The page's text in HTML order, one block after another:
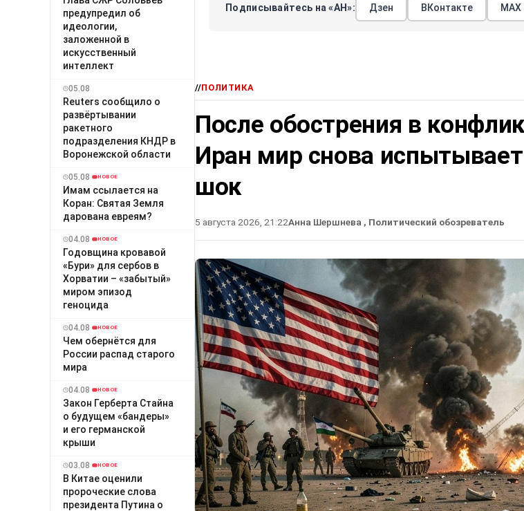
предупредил об
идеологии,
заложенной в
искусственный
интеллект
05.08
Reuters сообщило о
развёртывании
ракетного
подразделения КНДР в
Воронежской области
05.08 НОВОЕ
Имам ссылается на
Коран: Святая Земля
дарована евреям?
04.08 НОВОЕ
Годовщина кровавой
«Бури» для сербов в
Хорватии – «забытый»
миром эпизод
геноцида
04.08 НОВОЕ
Чем обернётся для
России распад старого
мира
04.08 НОВОЕ
Закон Герберта Стайна
о будущем «бандеры»
и его германской
крыши
03.08 НОВОЕ
В Китае оценили
пророческие слова
президента Путина о
Подписывайтесь на «АН»: Дзен ВКонтакте МАХ
//ПОЛИТИКА
После обострения в
Иран мир снова
шок
5 августа 2026, 21:22Анна Шершнева , Политический обозреватель